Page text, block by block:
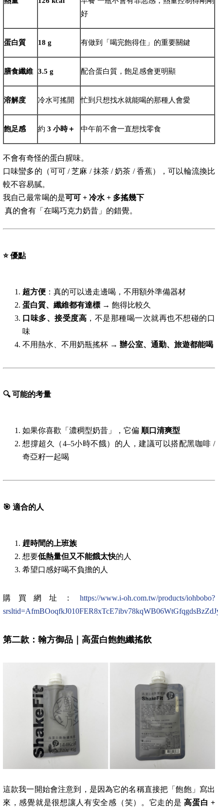
好
蛋白質 18 g 有做到「喝完飽得住」的重要關鍵
膳食纖維 3.5 g 配合蛋白質，飽足感會更明顯
溶解度 冷水可搖開 忙到只想找水就能喝的那種人會愛
飽足感 約 3 小時＋ 中午前不會一直想找零食
不會有奇怪的蛋白腥味。
口味蠻多的（可可 / 芝麻 / 抹茶 / 奶茶 / 香蕉），可以輪流換比
較不容易膩。
我自己最常喝的是可可 + 冷水 + 多搖幾下
真的會有「在喝巧克力奶昔」的錯覺。
⭐優點
超方便 ：真的可以邊走邊喝，不用額外準備器材
蛋白質、纖維都有達標 → 飽得比較久
口味多、接受度高 ，不是那種喝一次就再也不想碰的口
味
不用熱水、不用奶瓶搖杯 → 辦公室、通勤、旅遊都能喝
🔍可能的考量
如果你喜歡「濃稠型奶昔」，它偏 順口清爽型
想撐超久（4–5小時不餓）的人，建議可以搭配黑咖啡 /
奇亞籽一起喝
🎯 適合的人
趕時間的上班族
想要低熱量但又不能餓太快的人
希望口感好喝不負擔的人
購買網址： https://www.i-oh.com.tw/products/iohbobo?
第二款：翰方御品｜高蛋白飽飽纖搖飲
這款我一開始會注意到，是因為它的名稱直接把「飽飽」寫出
來，感覺就是很想讓人有安全感（笑）。它走的是高蛋白 +